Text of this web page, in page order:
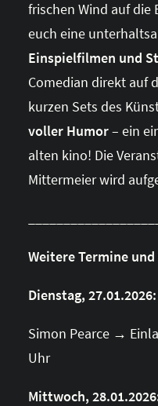
frischen Wind auf die
euch eine
Einspielfilmen und
Comedian direkt auf
kurzen Sets des
voller Humor– ein
alten kino! Die
Mittermeier wird
Weitere Termine und
Dienstag, 27.01.2026:
Simon Pearce →
Uhr
Mittwoch,